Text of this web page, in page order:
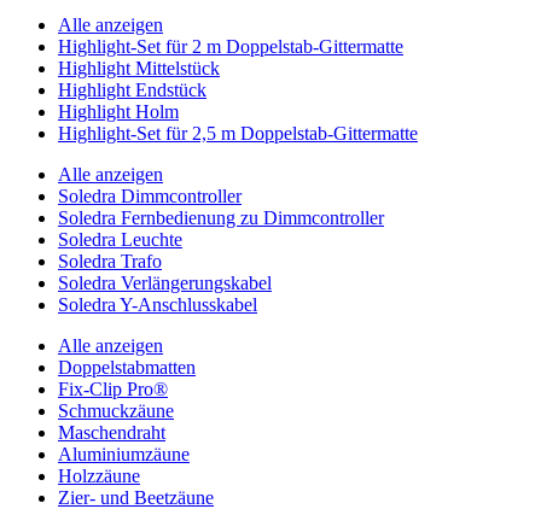
Alle anzeigen
Highlight-Set für 2 m Doppelstab-Gittermatte
Highlight Mittelstück
Highlight Endstück
Highlight Holm
Highlight-Set für 2,5 m Doppelstab-Gittermatte
Alle anzeigen
Soledra Dimmcontroller
Soledra Fernbedienung zu Dimmcontroller
Soledra Leuchte
Soledra Trafo
Soledra Verlängerungskabel
Soledra Y-Anschlusskabel
Alle anzeigen
Doppelstabmatten
Fix-Clip Pro®
Schmuckzäune
Maschendraht
Aluminiumzäune
Holzzäune
Zier- und Beetzäune